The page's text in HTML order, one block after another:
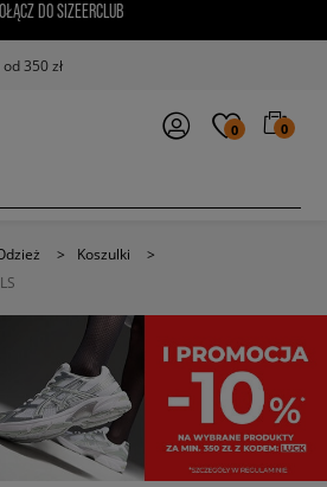
DO SIZEERCLUB
350 zł
0 0
> Koszulki
>